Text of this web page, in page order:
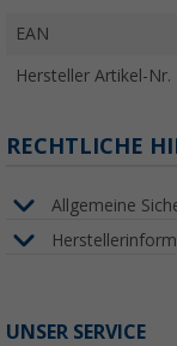
EAN
Hersteller Artikel-Nr.
RECHTLICHE
Allgemeine
UNSER SERVICE